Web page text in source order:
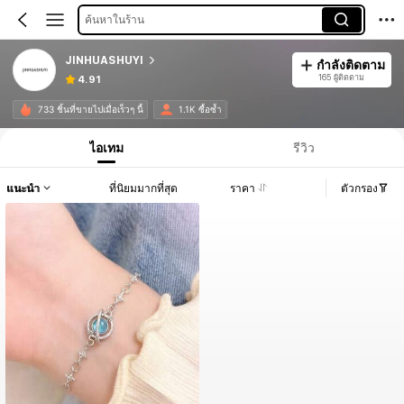
ค้นหาในร้าน
JINHUASHUYI
4.91
กำลังติดตาม
165 ผู้ติดตาม
733 ชิ้นที่ขายไปเมื่อเร็วๆ นี้ 1.1K ซื้อซ้ำ
ไอเทม รีวิว
แนะนำ ที่นิยมมากที่สุด ราคา ตัวกรอง